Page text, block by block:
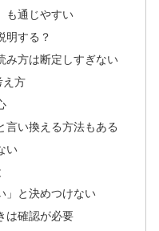
も通じやすい
明する？
み方は断定しすぎない
え方
言い換える方法もある
い
」と決めつけない
は確認が必要